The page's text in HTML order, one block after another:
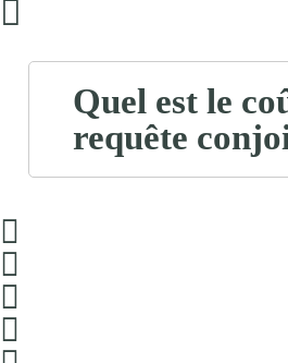
Quel est le
requête